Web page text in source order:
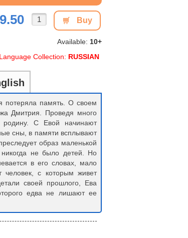
Buy
Available: 10+
Language Collection: RUSSIAN
потеряла память. О своем
Дмитрия. Проведя много
родину. С Евой начинают
сны, в памяти всплывают
образ маленькой
не было детей. Но
в его словах, мало
с которым живет
своей прошлого, Ева
едва не лишают ее